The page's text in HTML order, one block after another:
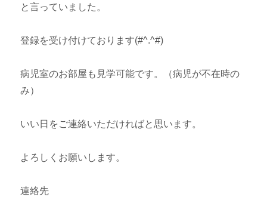
と言っていました。
登録を受け付けております(#^.^#)
病児室のお部屋も見学可能です。（病児が不在時の
み）
いい日をご連絡いただければと思います。
よろしくお願いします。
連絡先